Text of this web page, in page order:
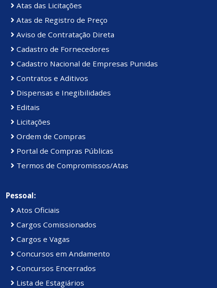
Atas das Licitações
Atas de Registro de Preço
Aviso de Contratação Direta
Cadastro de Fornecedores
Cadastro Nacional de Empresas Punidas
Contratos e Aditivos
Dispensas e Inegibilidades
Editais
Licitações
Ordem de Compras
Portal de Compras Públicas
Termos de Compromissos/Atas
Pessoal:
Atos Oficiais
Cargos Comissionados
Cargos e Vagas
Concursos em Andamento
Concursos Encerrados
Lista de Estagiários